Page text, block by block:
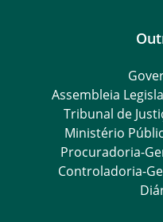
Assembleia
Tribunal de
Ministério
Procuradoria-
Controladoria-